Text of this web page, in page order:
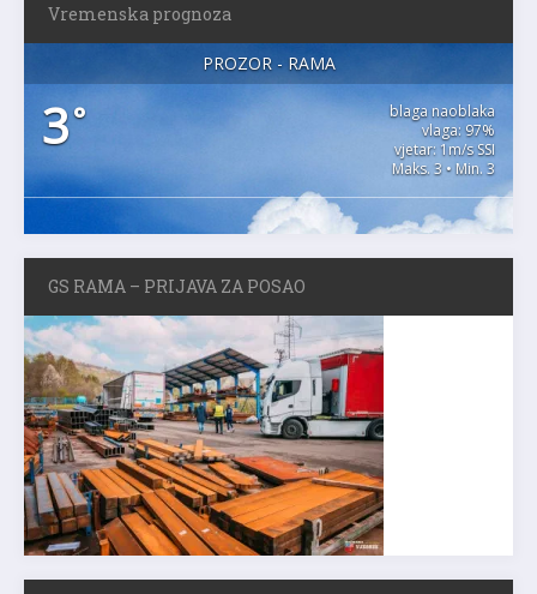
Vremenska prognoza
PROZOR - RAMA
3°
blaga naoblaka
vlaga: 97%
vjetar: 1m/s SSI
Maks. 3 • Min. 3
GS RAMA – PRIJAVA ZA POSAO